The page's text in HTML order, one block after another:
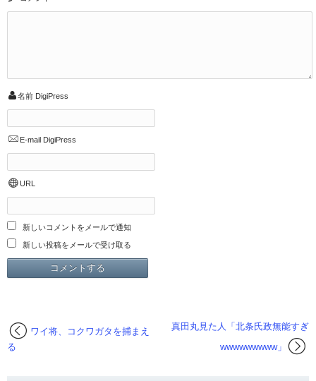
名前 DigiPress
E-mail DigiPress
URL
新しいコメントをメールで通知
新しい投稿をメールで受け取る
真田丸見た人「北条氏政無能すぎ
wwwwwwwww」
ワイ将、コクワガタを捕まえ
る